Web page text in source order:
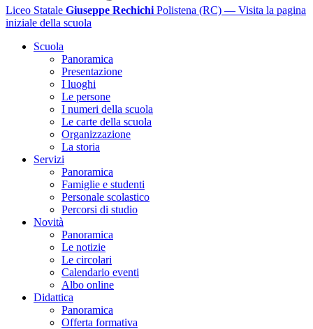
Liceo Statale Giuseppe Rechichi Polistena (RC) — Visita la pagina
iniziale della scuola
Scuola
Panoramica
Presentazione
I luoghi
Le persone
I numeri della scuola
Le carte della scuola
Organizzazione
La storia
Servizi
Panoramica
Famiglie e studenti
Personale scolastico
Percorsi di studio
Novità
Panoramica
Le notizie
Le circolari
Calendario eventi
Albo online
Didattica
Panoramica
Offerta formativa